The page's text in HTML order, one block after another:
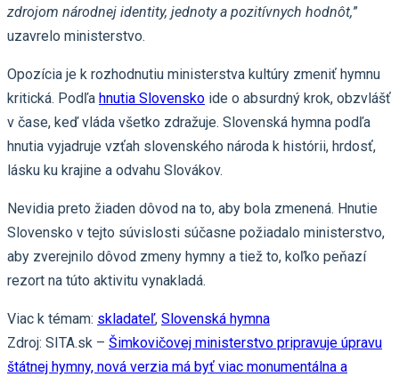
zdrojom národnej identity, jednoty a pozitívnych hodnôt,”
uzavrelo ministerstvo.
Opozícia je k rozhodnutiu ministerstva kultúry zmeniť hymnu
kritická. Podľa hnutia Slovensko ide o absurdný krok, obzvlášť
v čase, keď vláda všetko zdražuje. Slovenská hymna podľa
hnutia vyjadruje vzťah slovenského národa k histórii, hrdosť,
lásku ku krajine a odvahu Slovákov.
Nevidia preto žiaden dôvod na to, aby bola zmenená. Hnutie
Slovensko v tejto súvislosti súčasne požiadalo ministerstvo,
aby zverejnilo dôvod zmeny hymny a tiež to, koľko peňazí
rezort na túto aktivitu vynakladá.
Viac k témam: skladateľ, Slovenská hymna
Zdroj: SITA.sk – Šimkovičovej ministerstvo pripravuje úpravu
štátnej hymny, nová verzia má byť viac monumentálna a